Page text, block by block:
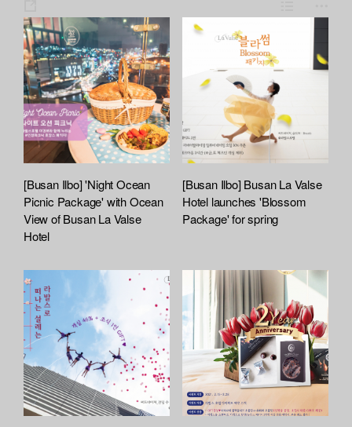
r
d
:
:
f
i
l
e
A
t
t
a
c
e
d
L
i
t
h
a
r
e
[Busan Ilbo] 'Night Ocean
Picnic Package' with Ocean
View of Busan La Valse
Hotel
[Busan Ilbo] Busan La Valse
Hotel launches 'Blossom
Package' for spring